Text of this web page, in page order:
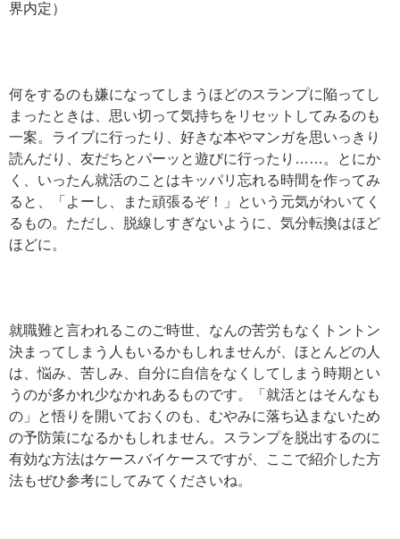
界内定）
何をするのも嫌になってしまうほどのスランプに陥ってし
まったときは、思い切って気持ちをリセットしてみるのも
一案。ライブに行ったり、好きな本やマンガを思いっきり
読んだり、友だちとパーッと遊びに行ったり……。とにか
く、いったん就活のことはキッパリ忘れる時間を作ってみ
ると、「よーし、また頑張るぞ！」という元気がわいてく
るもの。ただし、脱線しすぎないように、気分転換はほど
ほどに。
就職難と言われるこのご時世、なんの苦労もなくトントン
決まってしまう人もいるかもしれませんが、ほとんどの人
は、悩み、苦しみ、自分に自信をなくしてしまう時期とい
うのが多かれ少なかれあるものです。「就活とはそんなも
の」と悟りを開いておくのも、むやみに落ち込まないため
の予防策になるかもしれません。スランプを脱出するのに
有効な方法はケースバイケースですが、ここで紹介した方
法もぜひ参考にしてみてくださいね。